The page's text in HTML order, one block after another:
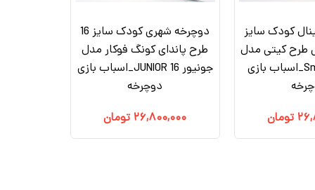
دوچرخه شهری کودک سایز 16
طرح پاندای کونگ‌ فوکار مدل
جونیور JUNIOR 16_اسباب بازی
دوچرخه
۲۶,۸۰۰,۰۰۰ تومان
کودک سایز
طرح کیتی مدل
اسمارت Smart_اسباب بازی
تومان